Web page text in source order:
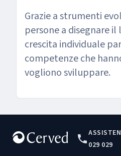
Grazie a strumenti
persone a disegnare
crescita individuale
competenze che
vogliono sviluppare.
029 029